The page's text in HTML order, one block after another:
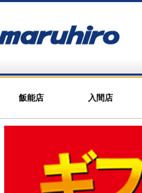
飯能店 入間店